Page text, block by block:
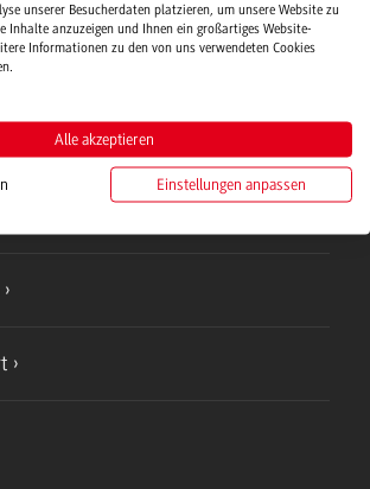
unserer Besucherdaten platzieren, um unsere Website zu
Inhalte anzuzeigen und Ihnen ein großartiges Website-
Informationen zu den von uns verwendeten Cookies
Alle akzeptieren
Einstellungen anpassen